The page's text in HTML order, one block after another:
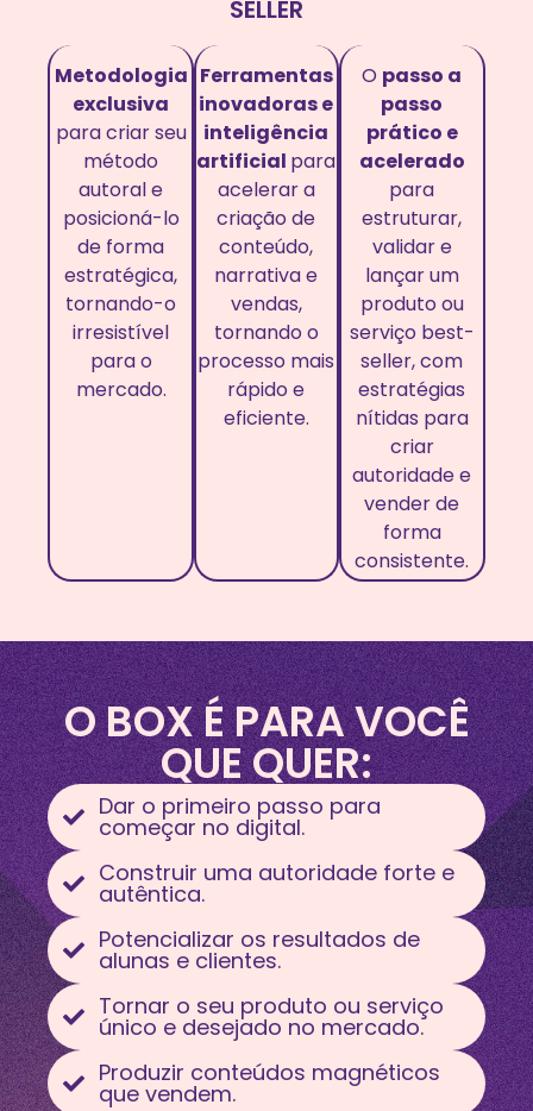
SELLER
Metodologia
exclusiva
para criar seu
método
autoral e
posicioná-lo
de forma
estratégica,
tornando-o
irresistível
para o
mercado.
Ferramentas
inovadoras e
inteligência
artificial para
acelerar a
criação de
conteúdo,
narrativa e
vendas,
tornando o
processo mais
rápido e
eficiente.
O passo a
passo
prático e
acelerado
para
estruturar,
validar e
lançar um
produto ou
serviço best-
seller, com
estratégias
nítidas para
criar
autoridade e
vender de
forma
consistente.
O BOX É PARA VOCÊ
QUE QUER:
Dar o primeiro passo para
começar no digital.
Construir uma autoridade forte e
autêntica.
Potencializar os resultados de
alunas e clientes.
Tornar o seu produto ou serviço
único e desejado no mercado.
Produzir conteúdos magnéticos
que vendem.